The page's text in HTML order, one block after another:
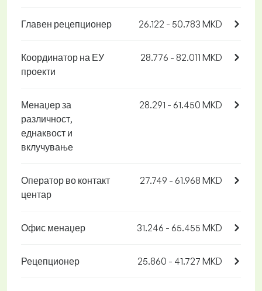
Главен рецепционер 26.122 - 50.783 MKD
Координатор на ЕУ
проекти
28.776 - 82.011 MKD
Менаџер за
различност,
еднаквост и
вклучување
28.291 - 61.450 MKD
Оператор во контакт
центар
27.749 - 61.968 MKD
Офис менаџер 31.246 - 65.455 MKD
Рецепционер 25.860 - 41.727 MKD